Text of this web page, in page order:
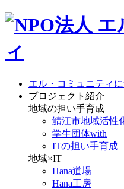
エル・コミュニティ
プロジェクト紹介
地域の担い手育成
鯖江市地域活性
学生団体with
ITの担い手育成
地域×IT
Hana道場
Hana工房